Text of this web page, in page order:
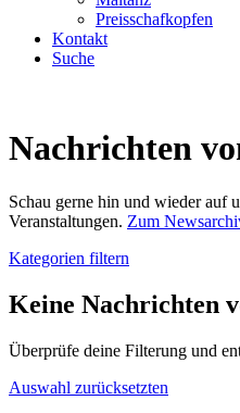
Preisschafkopfen
Kontakt
Suche
Nachrichten
Schau gerne hin und wieder auf
Veranstaltungen. Zum
Kategorien filtern
Keine Nachrichten
Überprüfe deine Filterung und
Auswahl zurücksetzten